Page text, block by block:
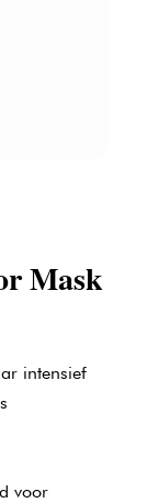
Mask
intensief
voor